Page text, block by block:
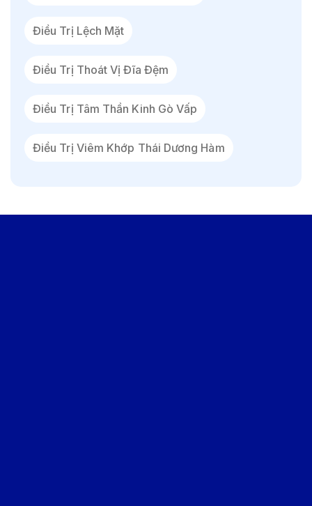
Điều Trị Lệch Mặt
Điều Trị Thoát Vị Đĩa Đệm
Điều Trị Tâm Thần Kinh Gò Vấp
Điều Trị Viêm Khớp Thái Dương Hàm